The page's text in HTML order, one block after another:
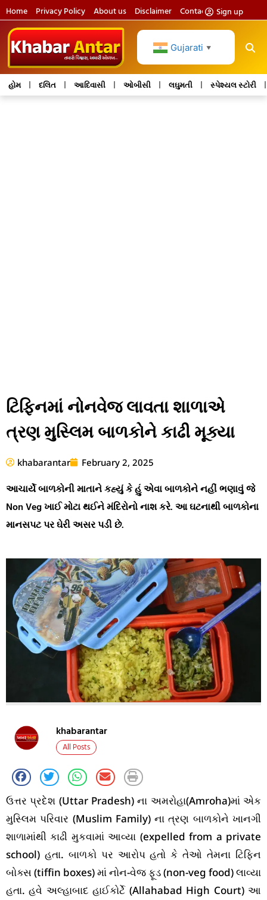
Home Privacy Policy About us Disclaimer Contact usSign up
Gujarati ▼
હોમ દલિત આદિવાસી ઓબીસી લઘુમતી સ્પેશ્યલ સ્ટોરી
ટિફિનમાં નોનવેજ લાવતા શાળાએ
ત્રણ મુસ્લિમ બાળકોને કાઢી મૂક્યા
khabarantar February 2, 2025
આચાર્યે બાળકોની માતાને કહ્યું કે હું એવા બાળકોને નહીં ભણાવું જે
Non Veg ખાઈ મોટા થઈને મંદિરોનો નાશ કરે. આ ઘટનાથી બાળકોના
માનસપટ પર ઘેરી અસર પડી છે.
khabarantar
All Posts
ઉત્તર પ્રદેશ (Uttar Pradesh) ના અમરોહા(Amroha)માં એક
મુસ્લિમ પરિવાર (Muslim Family) ના ત્રણ બાળકોને ખાનગી
શાળામાંથી કાઢી મુકવામાં આવ્યા (expelled from a private
school) હતા. બાળકો પર આરોપ હતો કે તેઓ તેમના ટિફિન
બોક્સ (tiffin boxes) માં નોન-વેજ ફૂડ (non-veg food) લાવ્યા
હતા. હવે અલ્હાબાદ હાઈકોર્ટે (Allahabad High Court) આ